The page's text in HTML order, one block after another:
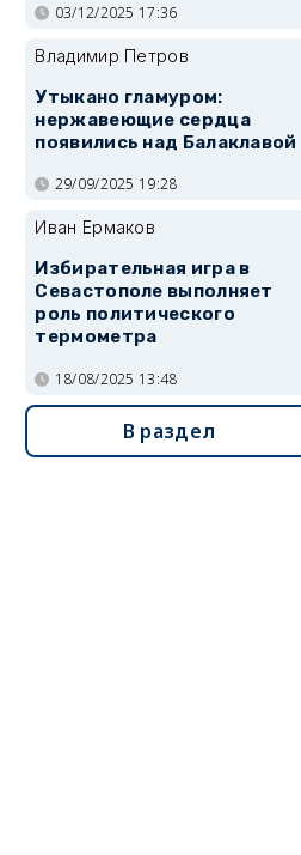
03/12/2025 17:36
Владимир Петров
Утыкано гламуром:
нержавеющие сердца
появились над Балаклавой
29/09/2025 19:28
Иван Ермаков
Избирательная игра в
Севастополе выполняет
роль политического
термометра
18/08/2025 13:48
В раздел